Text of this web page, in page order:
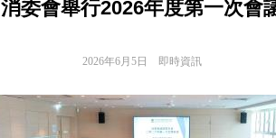
消委會舉行2026年度第一次會
2026年6月5日 即時資訊